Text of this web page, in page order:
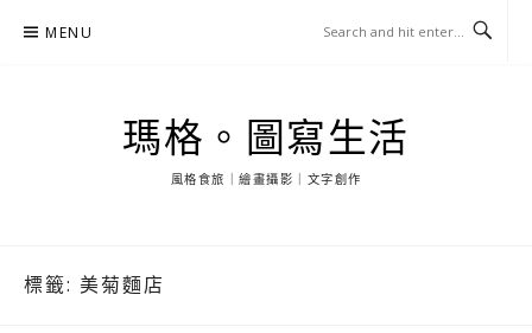
MENU
瑪格。圖寫生活
風格食旅｜繪畫攝影｜文字創作
標籤: 美菊麵店